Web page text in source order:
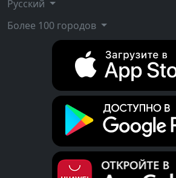
Русский
Более 100 городов